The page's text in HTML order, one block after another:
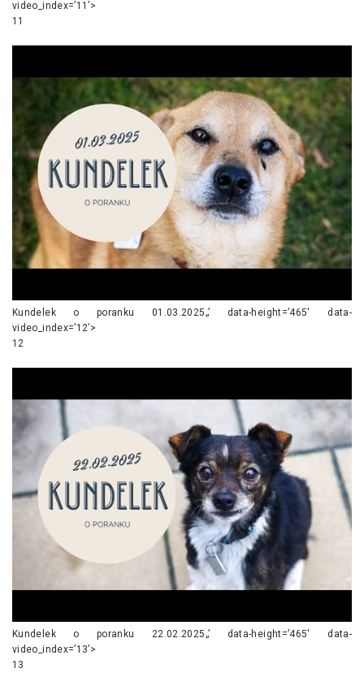
video_index=’11’>
11
Kundelek o poranku 01.03.2025„’ data-height=’465′ data-
video_index=’12’>
12
Kundelek o poranku 22.02.2025„’ data-height=’465′ data-
video_index=’13’>
13